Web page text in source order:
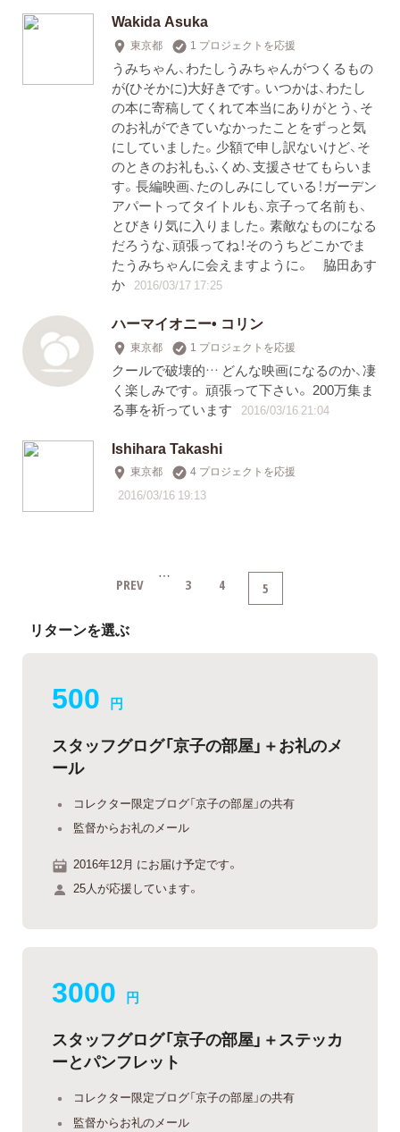
Wakida Asuka
東京都 1 プロジェクトを応援
うみちゃん、わたしうみちゃんがつくるもの
が(ひそかに)大好きです。いつかは、わたし
の本に寄稿してくれて本当にありがとう、そ
のお礼ができていなかったことをずっと気
にしていました。少額で申し訳ないけど、そ
のときのお礼もふくめ、支援させてもらいま
す。長編映画、たのしみにしている！ガーデン
アパートってタイトルも、京子って名前も、
とびきり気に入りました。素敵なものになる
だろうな、頑張ってね！そのうちどこかでま
たうみちゃんに会えますように。 脇田あす
か 2016/03/17 17:25
ハーマイオニー• コリン
東京都 1 プロジェクトを応援
クールで破壊的… どんな映画になるのか、凄
く楽しみです。 頑張って下さい。 200万集ま
る事を祈っています
2016/03/16 21:04
Ishihara Takashi
東京都 4 プロジェクトを応援
2016/03/16 19:13
PREV … 3 4 5
リターンを選ぶ
500 円
スタッフグログ「京子の部屋」＋お礼のメ
ール
コレクター限定ブログ「京子の部屋」の共有
監督からお礼のメール
2016年12月 にお届け予定です。
25人が応援しています。
3000 円
スタッフグログ「京子の部屋」＋ステッカ
ーとパンフレット
コレクター限定ブログ「京子の部屋」の共有
監督からお礼のメール